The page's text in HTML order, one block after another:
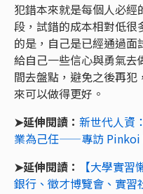
犯錯本來就是每個人必
段，試錯的成本相對低
的是，自己是已經通過
給自己一些信心與勇氣
間去盤點，避免之後再
來可以做得更好。
➤延伸閱讀： 新世代人資
業為己任——專訪 Pinkoi
➤延伸閱讀：
【大學實
銀行、徵才博覽會、實習